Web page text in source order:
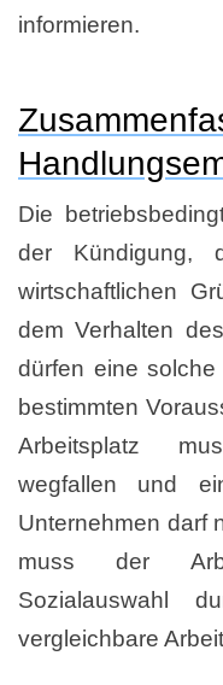
informieren.
Die
der Kündigung,
wirtschaftlichen
dem Verhalten
dürfen eine
bestimmten
Arbeitsplatz
wegfallen und
Unternehmen darf
muss der
Sozialauswahl
vergleichbare